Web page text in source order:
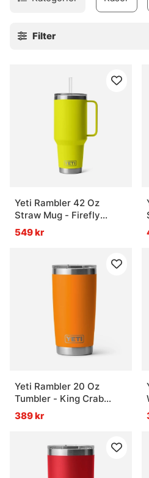
när du behöver en värmande
Filter
Yeti Rambler 42 Oz
Straw Mug - Firefly
Yellow
549 kr
Yeti Rambler 20 Oz
Tumbler - King Crab
Orange
389 kr